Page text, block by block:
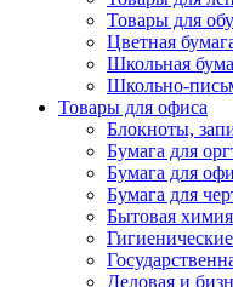
Товары для
Цветная
Школьная
Школьно-
Товары для офиса
Блокноты,
Бумага для
Бумага для
Бумага для
Бытовая химия
Деловая и